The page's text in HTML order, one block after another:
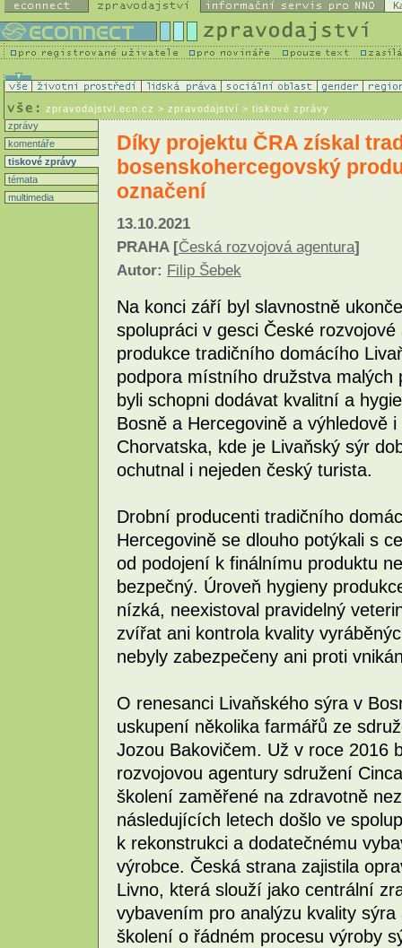
zpravodajstvi.ecn.cz > zpravodajství > tiskové zprávy
zprávy
komentáře
tiskové zprávy
témata
multimedia
Díky projektu ČRA získal
bosenskohercegovský
označení
13.10.2021
PRAHA [Česká rozvojová agentura]
Autor: Filip Šebek
Na konci září byl slavnostně
spolupráci v gesci České
produkce tradičního domácího
podpora místního družstva
byli schopni dodávat kvalitní a
Bosně a Hercegovině a výhledově
Chorvatska, kde je Livaňský sýr
ochutnal i nejeden český turista.
Drobní producenti tradičního
Hercegovině se dlouho potýkali s
od podojení k finálnímu produktu
bezpečný. Úroveň hygieny
nízká, neexistoval pravidelný
zvířat ani kontrola kvality
nebyly zabezpečeny ani proti
O renesanci Livaňského sýra v
uskupení několika farmářů ze
Jozou Bakovičem. Už v roce 2016
rozvojovou agentury sdružení
školení zaměřené na zdravotně
následujících letech došlo ve
k rekonstrukci a dodatečnému
výrobce. Česká strana zajistila
Livno, která slouží jako centrální
vybavením pro analýzu kvality
školení o řádném procesu výroby